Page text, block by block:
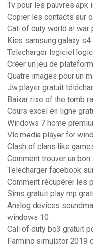
Tv pour les pauvres apk
Copier les contacts sur
Call of duty world at
Kies samsung galaxy
Telecharger logiciel
Créer un jeu de
Quatre images pour un
Jw player gratuit
Baixar rise of the tomb
Cours excel en ligne
Windows 7 home
Vlc media player for
Clash of clans like
Comment trouver un
Telecharger facebook
Comment récupérer les
Sims gratuit play mp
Analog devices
windows 10
Call of duty bo3 gratuit
Farming simulator 2019